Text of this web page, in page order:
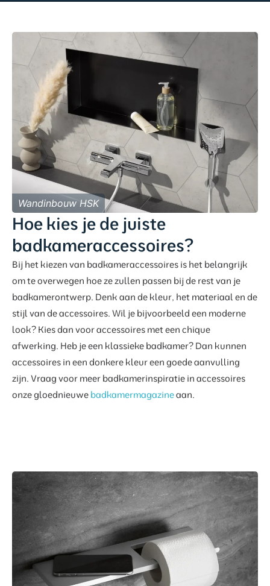
Hoe kies je de juiste
badkameraccessoires?
Bij het kiezen van badkameraccessoires is het belangrijk
om te overwegen hoe ze zullen passen bij de rest van je
badkamerontwerp. Denk aan de kleur, het materiaal en de
stijl van de accessoires. Wil je bijvoorbeeld een moderne
look? Kies dan voor accessoires met een chique
afwerking. Heb je een klassieke badkamer? Dan kunnen
accessoires in een donkere kleur een goede aanvulling
zijn. Vraag voor meer badkamerinspiratie in accessoires
onze gloednieuwe badkamermagazineaan.
Wandinbouw HSK